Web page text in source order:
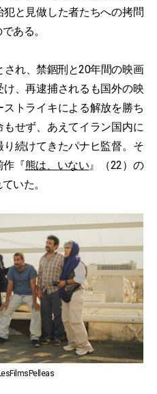
と見做した者たちへの拷問
ある。
れ、禁錮刑と20年間の映画
、再逮捕されるも国外の映
トライキによる解放を勝ち
せず、あえてイラン国内に
続けてきたパナヒ監督。そ
作『熊は、いない』（22）の
いた。